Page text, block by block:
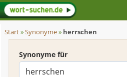
Start»Synonyme» herrschen
Synonyme für